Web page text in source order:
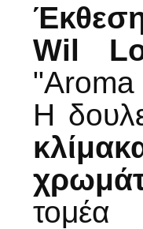
Wil
"Aroma
Η